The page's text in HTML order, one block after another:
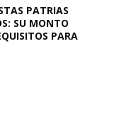
PATRIAS
SU MONTO
PARA